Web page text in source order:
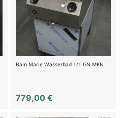
Bain-Marie Wasserbad 1/1 GN MKN
779,00€